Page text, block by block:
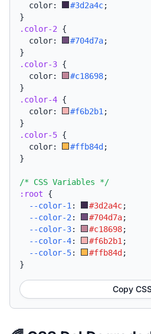
  color:
#3d2a4c;
}
.color-2 {
  color:
#704d7a;
}
.color-3 {
  color:
#c18698;
}
.color-4 {
  color:
#f6b2b1 ;
}
.color-5 {
  color:
#ffb84d ;
}
/* CSS Variables */
:root {
--color-1 : #3d2a4c;
--color-2 : #704d7a;
--color-3: #c18698;
--color-4: #f6b2b1 ;
--color-5: #ffb84d ;
}
Copy